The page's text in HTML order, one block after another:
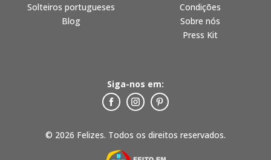
© 2026 Felizes. Todos os direitos reservados.
Solteiros portugueses
Blog
Condições
Sobre nós
Press Kit
Siga-nos em: